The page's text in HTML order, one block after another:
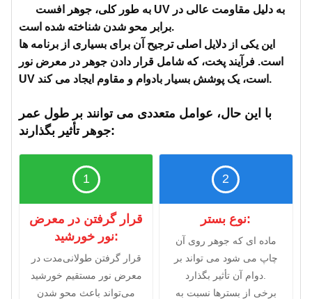
برابر محو شدن شناخته شده است.
این یکی از دلایل اصلی ترجیح آن برای بسیاری از برنامه ها
است. فرآیند پخت، که شامل قرار دادن جوهر در معرض نور
UV است، یک پوشش بسیار بادوام و مقاوم ایجاد می کند.
با این حال، عوامل متعددی می توانند بر طول عمر
جوهر تأثیر بگذارند:
1
قرار گرفتن در معرض
نور خورشید:
قرار گرفتن طولانی‌مدت در
معرض نور مستقیم خورشید
می‌تواند باعث محو شدن
2
نوع بستر:
ماده ای که جوهر روی آن
چاپ می شود می تواند بر
برخی از بسترها نسبت به